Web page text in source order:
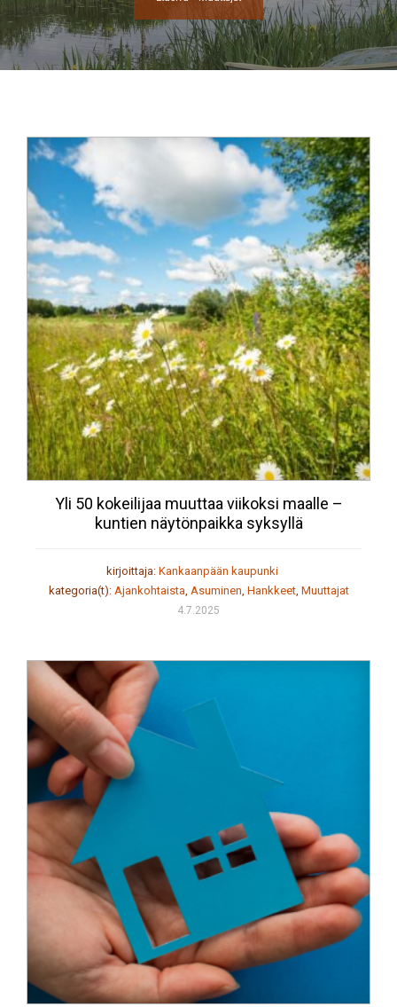
Yli 50 kokeilijaa muuttaa viikoksi maalle –
kuntien näytönpaikka syksyllä
kirjoittaja: Kankaanpään kaupunki
kategoria(t): Ajankohtaista, Asuminen, Hankkeet, Muuttajat
4.7.2025